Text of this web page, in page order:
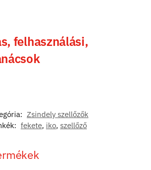
felhasználási,
Zsindely szellőzők
fekete, iko, szellőző